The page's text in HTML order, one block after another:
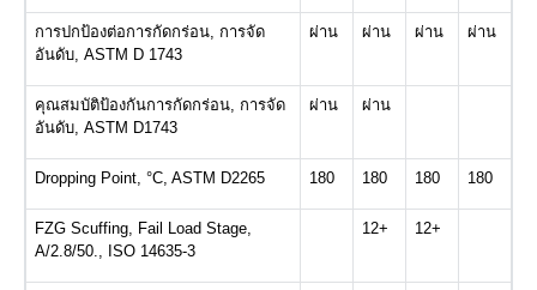
การปกป้องต่อการกัดกร่อน, การจัด
อันดับ, ASTM D 1743
ผ่าน ผ่าน ผ่าน ผ่าน
คุณสมบัติป้องกันการกัดกร่อน, การจัด
อันดับ, ASTM D1743
ผ่าน ผ่าน
Dropping Point, °C, ASTM D2265 180 180 180 180
FZG Scuffing, Fail Load Stage,
A/2.8/50., ISO 14635-3
12+ 12+